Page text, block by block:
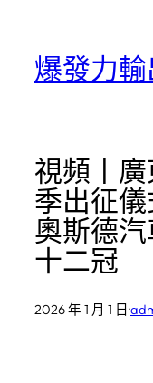
爆發力輸
視頻丨
季出征
奧斯德
十二冠
2026 年 1 月 1 日·